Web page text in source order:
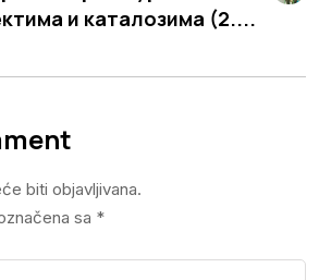
и каталозима (2....
biti objavljivana.
sa *